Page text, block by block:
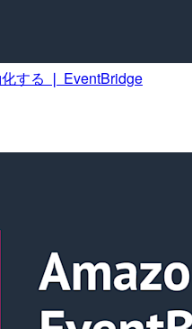
する ❘ EventBridge